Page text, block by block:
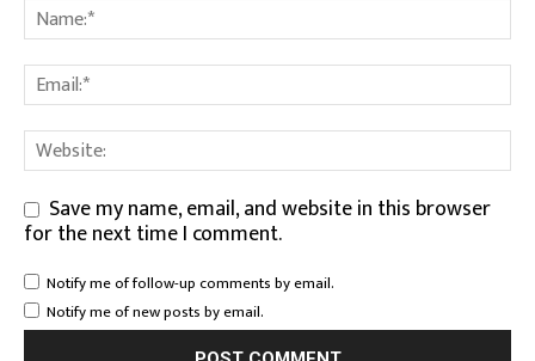
Save my name, email, and website in this browser
for the next time I comment.
Notify me of follow-up comments by email.
Notify me of new posts by email.